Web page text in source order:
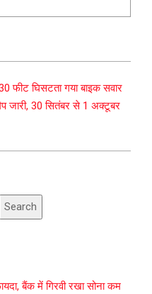
फीट घिसटता गया बाइक सवार
जारी, 30 सितंबर से 1 अक्टूबर
Search
बैंक में गिरवी रखा सोना कम